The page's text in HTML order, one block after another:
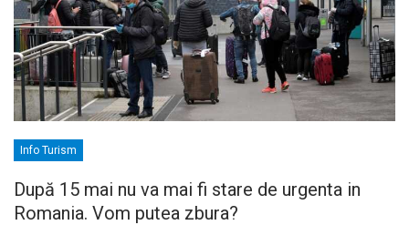
Info Turism
După 15 mai nu va mai fi stare de urgenta in
Romania. Vom putea zbura?